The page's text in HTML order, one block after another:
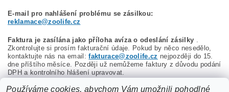
E-mail pro nahlášení problému se zásilkou:
reklamace@zoolife.cz
Faktura je zasílána jako příloha avíza o odeslání zásilky .
Zkontrolujte si prosím fakturační údaje. Pokud by něco nesedělo,
kontaktujte nás na email:fakturace@zoolife.cz nejpozději do 15.
dne příštího měsíce. Později už nemůžeme faktury z důvodu podání
DPH a kontrolního hlášení upravovat.
Používáme cookies, abychom Vám umožnili pohodlné